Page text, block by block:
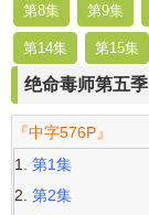
第8集 第9集
第14集 第15集
绝命毒师第五
『中字576P』
第1集
第2集